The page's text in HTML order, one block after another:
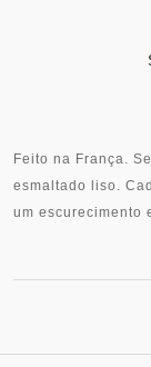
Feito na França.
esmaltado liso.
um escurecimento